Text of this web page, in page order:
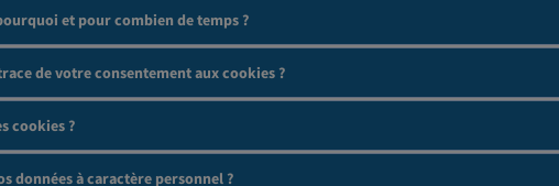
et pour combien de temps ?
de votre consentement aux cookies ?
cookies ?
données à caractère personnel ?